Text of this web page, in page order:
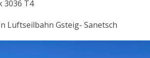
3036 T4
Luftseilbahn Gsteig- Sanetsch